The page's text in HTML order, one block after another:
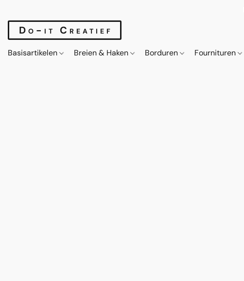
Do-it Creatief
Basisartikelen Breien & Haken Borduren Fournituren